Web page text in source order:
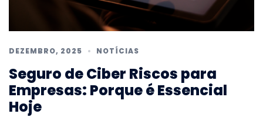
DEZEMBRO, 2025 NOTÍCIAS
Seguro de Ciber Riscos para
Empresas: Porque é Essencial
Hoje